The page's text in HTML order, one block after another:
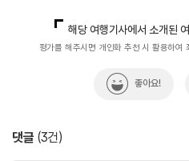
해당 여행기사에서 소개된
평가를 해주시면 개인화 추천 시 활용하여
좋아요!
댓글 (3건)